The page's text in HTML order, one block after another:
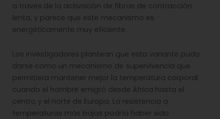
a través de la activación de fibras de contracción
lenta, y parece que este mecanismo es
energéticamente muy eficiente.
Los investigadores plantean que esta variante pudo
darse como un mecanismo de supervivencia que
permitiera mantener mejor la temperatura corporal
cuando el hombre emigró desde África hasta el
centro y el norte de Europa. La resistencia a
temperaturas más bajas podría haber sido